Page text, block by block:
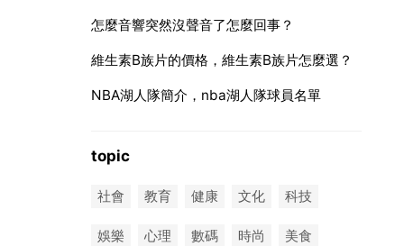
怎麼音響突然沒聲音了怎麼回事？
維生素B族片的價格，維生素B族片怎麼選？
NBA湖人隊簡介，nba湖人隊球員名單
topic
社會 教育 健康 文化 科技
娛樂 心理 數碼 時尚 美食